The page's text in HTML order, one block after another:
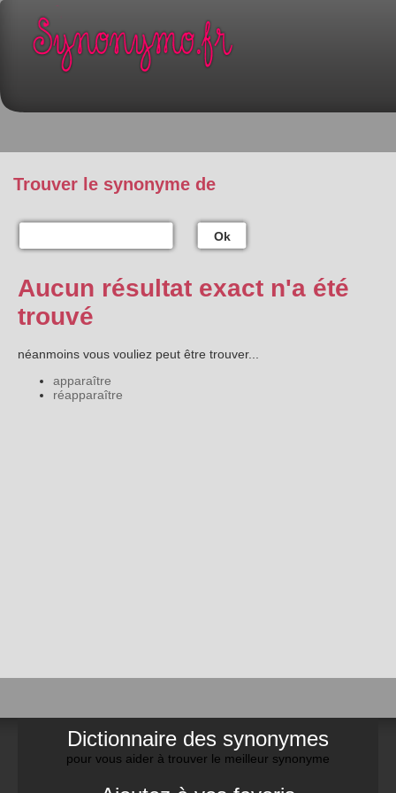
Trouver le synonyme de
Ok
Aucun résultat exact n'a été
trouvé
néanmoins vous vouliez peut être trouver...
apparaître
réapparaître
Dictionnaire des synonymes
pour vous aider à trouver le meilleur synonyme